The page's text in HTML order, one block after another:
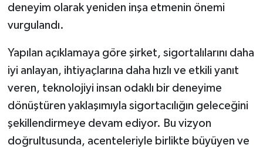
deneyim olarak yeniden inşa etmenin önemi
vurgulandı.
Yapılan açıklamaya göre şirket, sigortalılarını daha
iyi anlayan, ihtiyaçlarına daha hızlı ve etkili yanıt
veren, teknolojiyi insan odaklı bir deneyime
dönüştüren yaklaşımıyla sigortacılığın geleceğini
şekillendirmeye devam ediyor. Bu vizyon
doğrultusunda, acenteleriyle birlikte büyüyen ve